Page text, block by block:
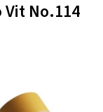
No.114